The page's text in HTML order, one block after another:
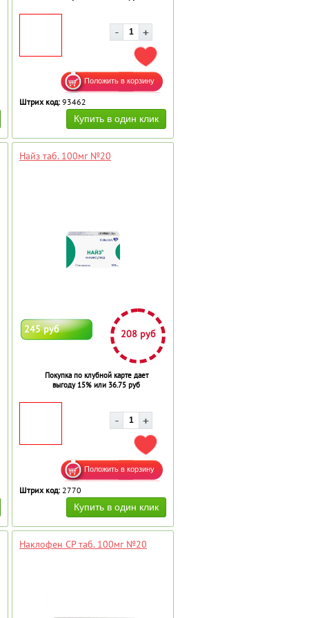
В ИЗБРАННОЕ ДОБАВИТЬ В ИЗБРАННОЕ
Штрих код: 93462
В ИЗБРАННОЕ
Найз таб. 100мг №20
245 руб 208 руб
Покупка по клубной карте дает
выгоду 15% или 36.75 руб
ДОБАВИТЬ В ИЗБРАННОЕ
Штрих код: 2770
Наклофен СР таб. 100мг №20